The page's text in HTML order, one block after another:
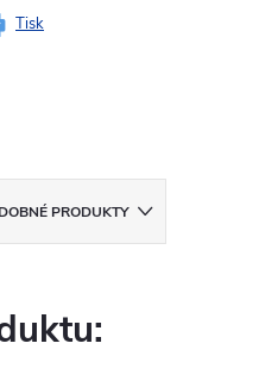
Tisk
PRODUKTY